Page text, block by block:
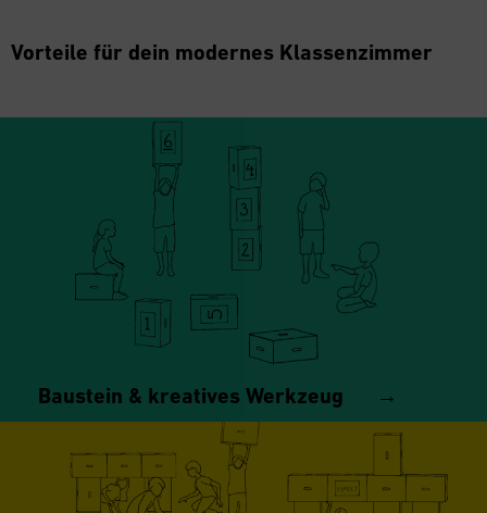
Vorteile für dein modernes Klassenzimmer
Baustein & kreatives Werkzeug →